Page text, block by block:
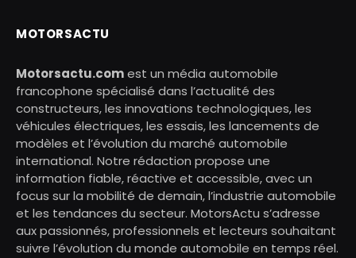
MOTORSACTU
Motorsactu.comest un média automobile
francophone spécialisé dans l’actualité des
constructeurs, les innovations technologiques, les
véhicules électriques, les essais, les lancements de
modèles et l’évolution du marché automobile
international. Notre rédaction propose une
information fiable, réactive et accessible, avec un
focus sur la mobilité de demain, l’industrie automobile
et les tendances du secteur. MotorsActu s’adresse
aux passionnés, professionnels et lecteurs souhaitant
suivre l’évolution du monde automobile en temps réel.